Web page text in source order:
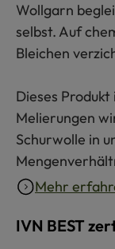
Wollgarn
selbst. Auf
Bleichen
Dieses
Melierungen
Schurwolle in
Mehr
IVN BEST